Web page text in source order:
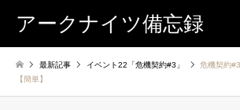
アークナイツ備忘録
最新記事 イベント22「危機契約#3」
危機契約
【簡単】